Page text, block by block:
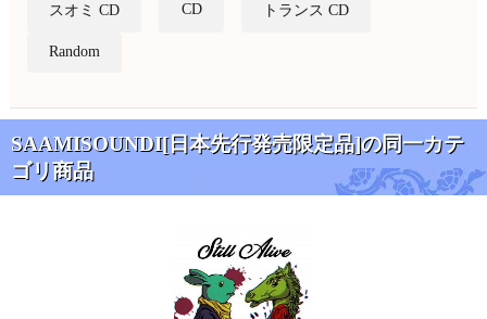
スオミ CD CD トランス CD
Random
SAAMISOUNDI[日本先行発売限定品]の同一カテ
ゴリ商品